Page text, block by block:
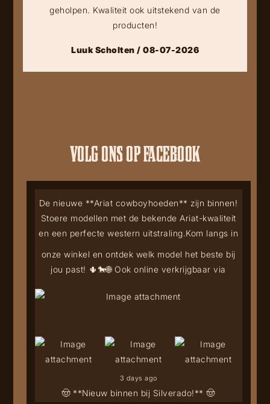
geholpen. Kwaliteit ook uitstekend van de
producten!
Luuk Scholten / 08-07-2026
VOLG ONS OP FACEBOOK
🤠 **Nieuw binnen bij Silverado!** 🤠
De nieuwe **Ariat cowboyhoeden** zijn binnen!
Stoere modellen met de bekende Ariat-kwaliteit
en een perfecte western uitstraling.Kom langs in
onze winkel en ontdek welk model het beste bij
jou past! 🌵🐎🌐 Ook online verkrijgbaar via
3 days ago